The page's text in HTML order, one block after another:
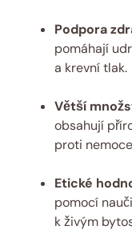
Podpora
pomáhají
a krevní tlak.
Větší
obsahují
proti
Etické
pomocí
k živým